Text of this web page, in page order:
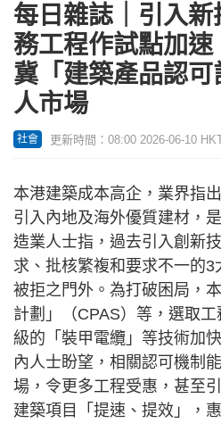
每日雜誌｜引入
務工程作試點加
冀「建築產品認
人市場
社會 更新時間：08:00 2026-06-10
本港建築成本高企，業界指
引入內地及海外優質建材，
造業人士指，過去引入創新
求、批核繁複和要求不一的
被拒之門外。為打破困局，
計劃」（CPAS）等，選取
級的「裝甲電纜」等技術加
內人士盼望，相關認可機制
場，令更多工程受惠，甚至
建築項目「提速、提效」，